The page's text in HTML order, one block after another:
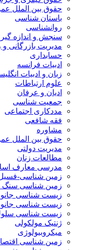
حقوق بین الملل
باستان شناسی
روانشناسی
سنجش و اندازه
مدیریت بازرگانی و
حسابداری
ادبیات فرانسه
زبان و ادبیات
علوم ارتباطات
ادیان و عرفان
جمعیت شناسی
مددکاری اجتماعی
فقه شافعی
مشاوره
حقوق بین الملل
مدیریت دولتی
مطالعات زنان
مدرسی معارف
زمین شناسی-
زمین شناسی
زیست شناسی
زیست شناسی
زیست شناسی
ژنتیک مولکولی
میکروبیولوژی
زمین شناسی